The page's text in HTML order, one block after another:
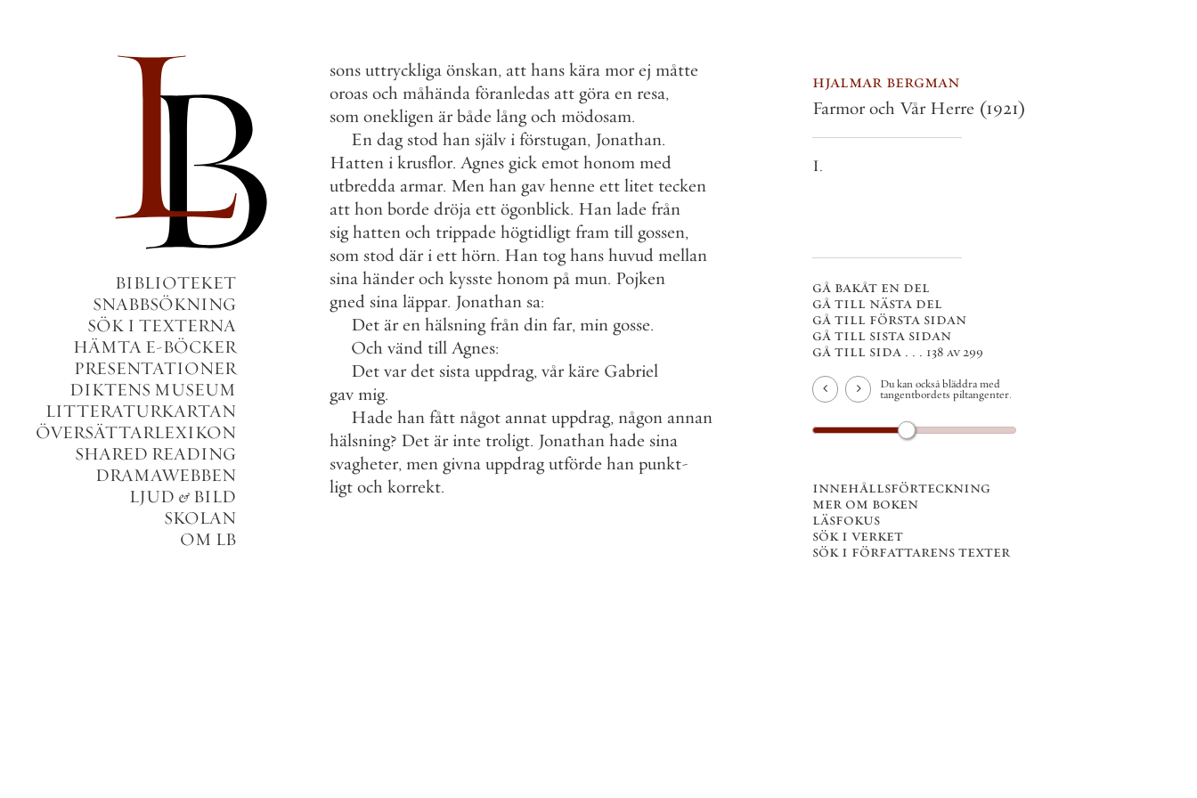
BIBLIOTEKET
SNABBSÖKNING
SÖK I TEXTERNA
HÄMTA E-BÖCKER
PRESENTATIONER
DIKTENS MUSEUM
LITTERATURKARTAN
ÖVERSÄTTARLEXIKON
SHARED READING
DRAMAWEBBEN
LJUD & BILD
SKOLAN
OM LB
sons uttryckliga önskan, att hans kära mor ej måtte
oroas och måhända föranledas att göra en resa,
som onekligen är både lång och mödosam.
En dag stod han själv i förstugan, Jonathan.
Hatten i krusflor. Agnes gick emot honom med
utbredda armar. Men han gav henne ett litet tecken
att hon borde dröja ett ögonblick. Han lade från
sig hatten och trippade högtidligt fram till gossen,
som stod där i ett hörn. Han tog hans huvud mellan
sina händer och kysste honom på mun. Pojken
gned sina läppar. Jonathan sa:
Det är en hälsning från din far, min gosse.
Och vänd till Agnes:
Det var det sista uppdrag, vår käre Gabriel
gav mig.
Hade han fått något annat uppdrag, någon annan
hälsning? Det är inte troligt. Jonathan hade sina
svagheter, men givna uppdrag utförde han punkt-
ligt och korrekt.
hjalmar bergman
Farmor och Vår Herre (1921)
I.
gå bakåt en del
gå till nästa del
gå till första sidan
gå till sista sidan
gå till sida . . . 138 av 299
Du kan också bläddra med
tangentbordets piltangenter.
innehållsförteckning
mer om boken
läsfokus
sök i verket
sök i författarens texter